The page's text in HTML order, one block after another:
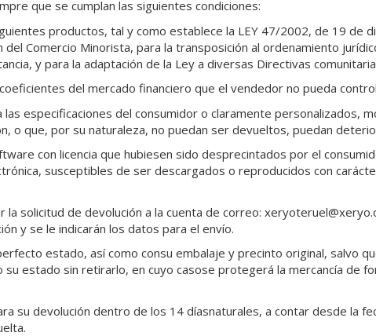
que se cumplan las siguientes condiciones:
productos, tal y como establece la LEY 47/2002, de 19 de
Comercio Minorista, para la transposición al ordenamiento
y para la adaptación de la Ley a diversas Directivas
del mercado financiero que el vendedor no pueda
especificaciones del consumidor o claramente personalizados,
o que, por su naturaleza, no puedan ser devueltos, puedan
con licencia que hubiesen sido desprecintados por el
susceptibles de ser descargados o reproducidos con
la solicitud de devolución a la cuenta de correo:
y se le indicarán los datos para el envío.
estado, así como consu embalaje y precinto original, salvo
estado sin retirarlo, en cuyo casose protegerá la mercancía de
su devolución dentro de los 14 díasnaturales, a contar desde la